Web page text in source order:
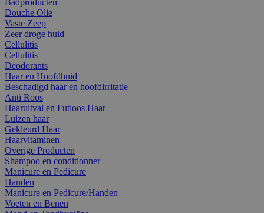
Douche Olie
Vaste Zeep
Zeer droge huid
Cellulitis
Cellulitis
Deodorants
Haar en Hoofdhuid
Beschadigd haar en hoofdirritatie
Anti Roos
Haaruitval en Futloos Haar
Luizen haar
Gekleurd Haar
Haarvitaminen
Overige Producten
Shampoo en conditionner
Manicure en Pedicure
Handen
Manicure en Pedicure/Handen
Voeten en Benen